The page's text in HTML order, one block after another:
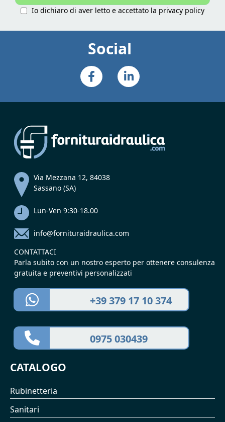
Io dichiaro di aver letto e accettato la privacy policy
Social
Via Mezzana 12, 84038
Sassano (SA)
Lun-Ven 9:30-18.00
info@fornituraidraulica.com
CONTATTACI
Parla subito con un nostro esperto per ottenere consulenza
gratuita e preventivi personalizzati
+39 379 17 10 374
0975 030439
CATALOGO
Rubinetteria
Sanitari